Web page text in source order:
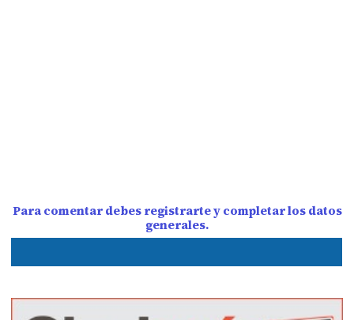
Para comentar debes registrarte y completar los datos
generales.